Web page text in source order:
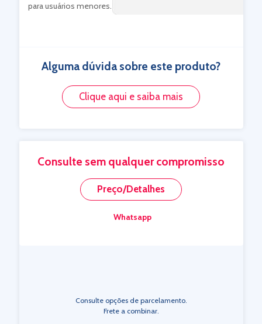
para usuários menores.
Alguma dúvida sobre este produto?
Clique aqui e saiba mais
Consulte sem qualquer compromisso
Preço/Detalhes
Whatsapp
Consulte opções de parcelamento.
Frete a combinar.